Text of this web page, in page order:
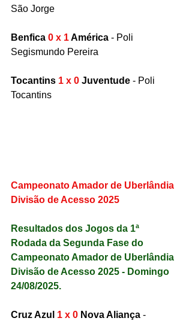
São Jorge
Benfica 0 x 1 América - Poli
Segismundo Pereira
Tocantins 1 x 0 Juventude - Poli
Tocantins
Campeonato Amador de Uberlândia
Divisão de Acesso 2025
Resultados dos Jogos da 1ª
Rodada da Segunda Fase do
Campeonato Amador de Uberlândia
Divisão de Acesso 2025 - Domingo
24/08/2025.
Cruz Azul 1 x 0 Nova Aliança -